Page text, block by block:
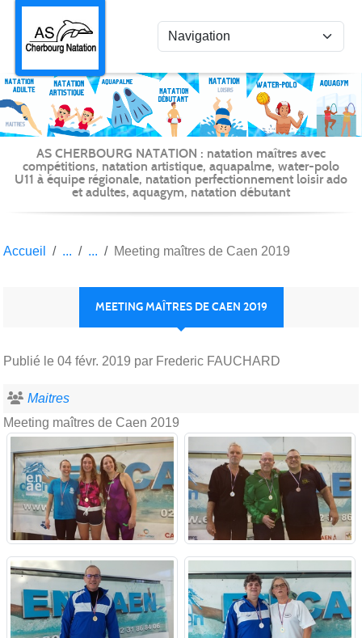
AS CHERBOURG NATATION : natation maîtres avec
compétitions, natation artistique, aquapalme, water-polo
U11 à équipe régionale, natation perfectionnement loisir ado
et adultes, aquagym, natation débutant
Accueil Meeting maîtres de Caen 2019
MEETING MAÎTRES DE CAEN 2019
Publié le 04 févr. 2019 par Frederic FAUCHARD
Maitres
Meeting maîtres de Caen 2019
Panneau de gestion des cookies